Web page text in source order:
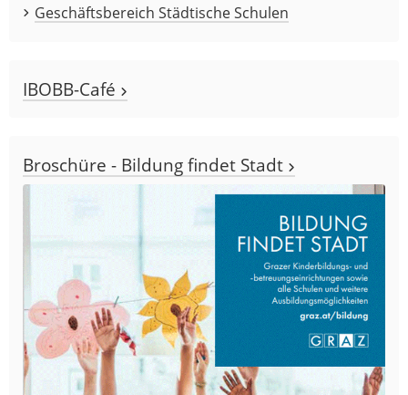
Geschäftsbereich Städtische Schulen
IBOBB-Café
Broschüre - Bildung findet Stadt